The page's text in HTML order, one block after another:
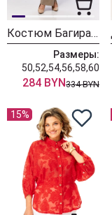
Костюм БагираАнТа 1125 бежевый
Размеры:
50,52,54,56,58,60
284 BYN334 BYN
15%